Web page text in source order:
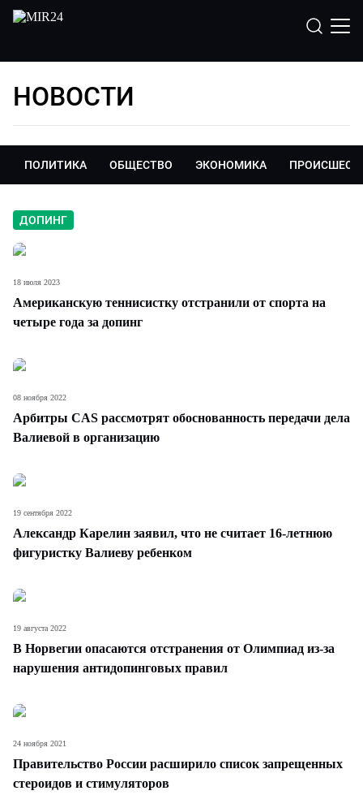
НОВОСТИ
ПОЛИТИКА ОБЩЕСТВО ЭКОНОМИКА
ДОПИНГ
Американскую теннисистку отстранили от спорта на
четыре года за допинг
18 июля 2023
Арбитры CAS рассмотрят обоснованность передачи дела
Валиевой в организацию
08 ноября 2022
Александр Карелин заявил, что не считает 16-летнюю
фигуристку Валиеву ребенком
19 сентября 2022
В Норвегии опасаются отстранения от Олимпиад из-за
нарушения антидопинговых правил
19 августа 2022
Правительство России расширило список запрещенных
стероидов и стимуляторов
24 ноября 2021